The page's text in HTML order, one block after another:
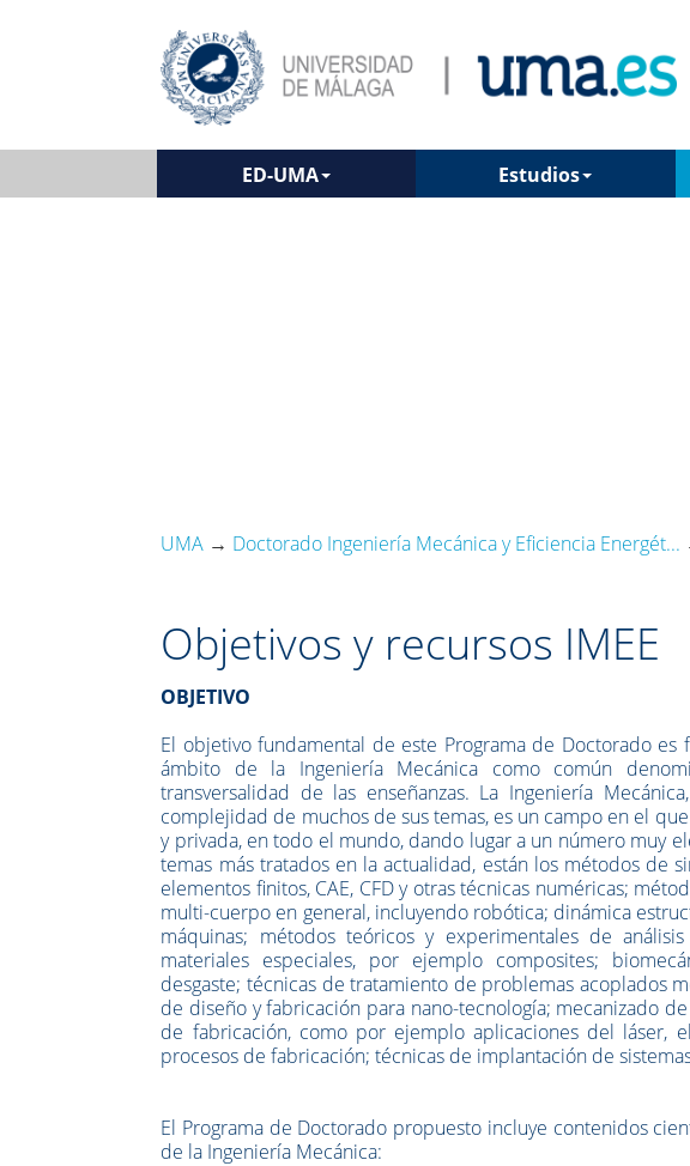
ED-UMA Estudios
UMA → Doctorado Ingeniería Mecánica y Eficiencia Energét...
Objetivos y recursos IMEE
OBJETIVO
El objetivo fundamental de este Programa de Doctorado
ámbito de la Ingeniería Mecánica como común
transversalidad de las enseñanzas. La Ingeniería
complejidad de muchos de sus temas, es un campo en el
y privada, en todo el mundo, dando lugar a un número muy
temas más tratados en la actualidad, están los métodos de
elementos finitos, CAE, CFD y otras técnicas numéricas;
multi-cuerpo en general, incluyendo robótica; dinámica
máquinas; métodos teóricos y experimentales de
materiales especiales, por ejemplo composites;
desgaste; técnicas de tratamiento de problemas acoplados
de diseño y fabricación para nano-tecnología; mecanizado
de fabricación, como por ejemplo aplicaciones del láser,
procesos de fabricación; técnicas de implantación de
El Programa de Doctorado propuesto incluye contenidos
de la Ingeniería Mecánica: